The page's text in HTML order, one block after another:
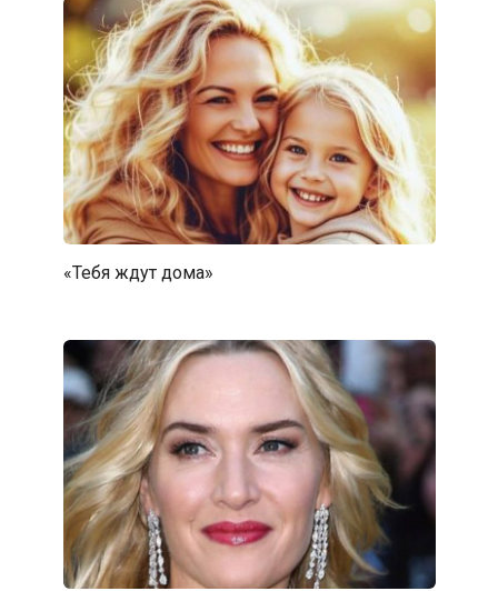
«Тебя ждут дома»